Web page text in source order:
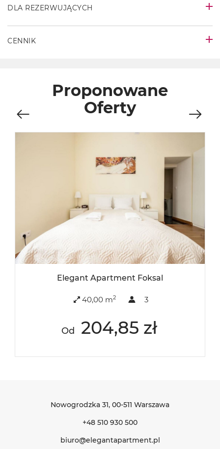
DLA REZERWUJĄCYCH
CENNIK
Proponowane
Oferty
Elegant Apartment Foksal
40,00 m2 3
Od 204,85 zł
Nowogrodzka 31, 00-511 Warszawa
+48 510 930 500
biuro@elegantapartment.pl